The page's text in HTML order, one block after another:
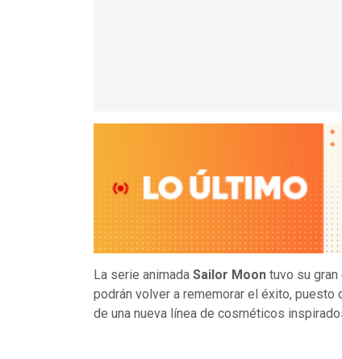
La serie animada Sailor Moon tuvo su
podrán volver a rememorar el éxito, puesto
de una nueva línea de cosméticos